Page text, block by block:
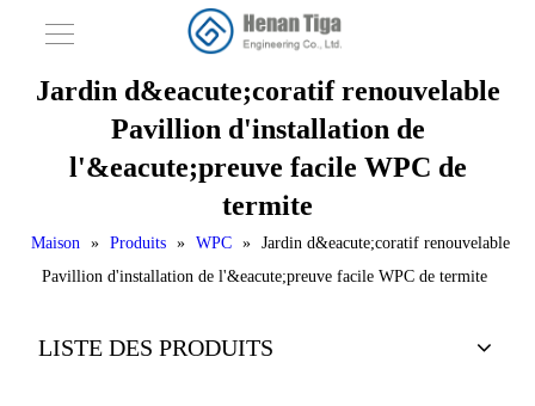
Jardin d&eacute;coratif renouvelable
Pavillion d'installation de
l'&eacute;preuve facile WPC de
termite
Maison » Produits » WPC » Jardin d&eacute;coratif renouvelable
Pavillion d'installation de l'&eacute;preuve facile WPC de termite
LISTE DES PRODUITS